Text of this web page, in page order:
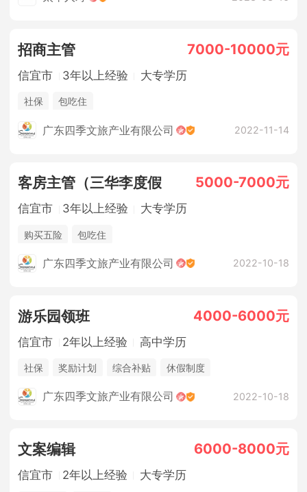
招商主管 7000-10000元
信宜市 3年以上经验 大专学历
社保 包吃住
广东四季文旅产业有限公司 2022-11-14
客房主管（三华李度假 5000-7000元
信宜市 3年以上经验 大专学历
购买五险 包吃住
广东四季文旅产业有限公司 2022-10-18
游乐园领班 4000-6000元
信宜市 2年以上经验 高中学历
社保 奖励计划 综合补贴 休假制度
广东四季文旅产业有限公司 2022-10-18
文案编辑 6000-8000元
信宜市 2年以上经验 大专学历